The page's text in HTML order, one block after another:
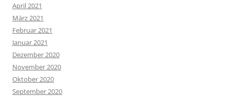
April 2021
März 2021
Februar 2021
Januar 2021
Dezember 2020
November 2020
Oktober 2020
September 2020